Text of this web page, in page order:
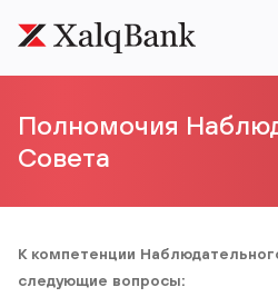
Полномочия
Совета
К компетенции
следующие вопросы: